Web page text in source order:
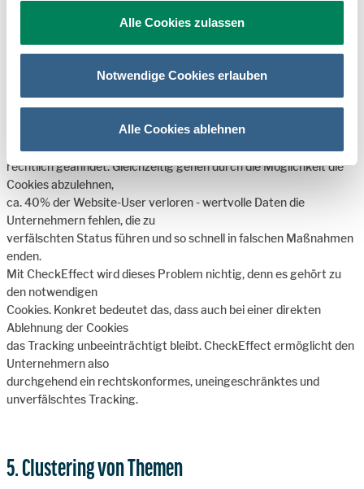
Alle Cookies zulassen
Notwendige Cookies erlauben
Alle Cookies ablehnen
4. Kein Datenverlust dank Cookie-unabhängigem
Die Cookie-Bestimmungen, laut der DSGVO, gelten seit 2016 und
werden seit 2018
rechtlich geahndet. Gleichzeitig gehen durch die Möglichkeit die
Cookies abzulehnen,
ca. 40% der Website-User verloren - wertvolle Daten die
Unternehmern fehlen, die zu
verfälschten Status führen und so schnell in falschen Maßnahmen
enden.
Mit CheckEffect wird dieses Problem nichtig, denn es gehört zu
den notwendigen
Cookies. Konkret bedeutet das, dass auch bei einer direkten
Ablehnung der Cookies
das Tracking unbeeinträchtigt bleibt. CheckEffect ermöglicht den
Unternehmern also
durchgehend ein rechtskonformes, uneingeschränktes und
unverfälschtes Tracking.
5. Clustering von Themen